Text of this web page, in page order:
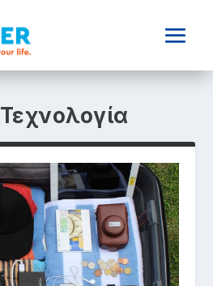
Τεχνολογία